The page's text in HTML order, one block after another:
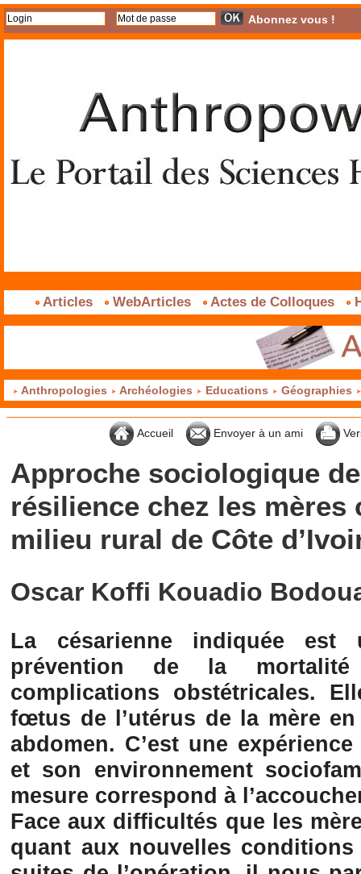
Abonnez vous !
Articles WebArticles Actes de Colloques
Anthropologies Archéologies Educations Géographies
Accueil Envoyer à un ami
Approche sociologique
résilience chez les mères
milieu rural de Côte
Oscar Koffi Kouadio
La césarienne indiquée est
prévention de la
complications obstétricales.
fœtus de l’utérus de la mère
abdomen. C’est une
et son environnement
mesure correspond à
Face aux difficultés que les
quant aux nouvelles